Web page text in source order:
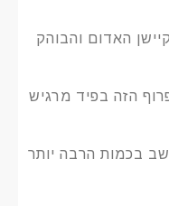
האדום והבוהק
הזה בפיד מרגיש
בכמות הרבה יותר